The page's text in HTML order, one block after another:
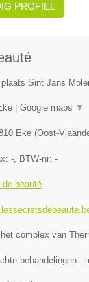
PROFIEL
Sint Jans
| Google maps ▼
Eke(Oost-
-, BTW-nr: -
de beauté
complex van
behandelingen -